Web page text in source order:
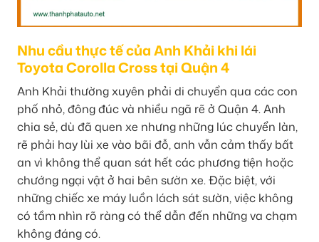
Nhu cầu thực tế của Anh Khải khi lái
Toyota Corolla Cross tại Quận 4
Anh Khải thường xuyên phải di chuyển qua các con
phố nhỏ, đông đúc và nhiều ngã rẽ ở Quận 4. Anh
chia sẻ, dù đã quen xe nhưng những lúc chuyển làn,
rẽ phải hay lùi xe vào bãi đỗ, anh vẫn cảm thấy bất
an vì không thể quan sát hết các phương tiện hoặc
chướng ngại vật ở hai bên sườn xe. Đặc biệt, với
những chiếc xe máy luồn lách sát sườn, việc không
có tầm nhìn rõ ràng có thể dẫn đến những va chạm
không đáng có.